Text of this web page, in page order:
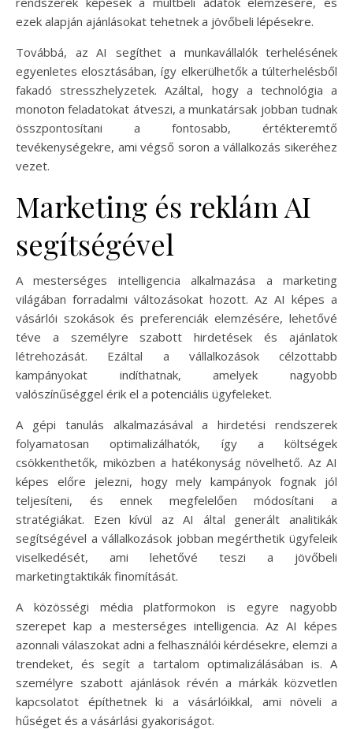
ezek alapján ajánlásokat tehetnek a jövőbeli lépésekre.
Továbbá, az AI segíthet a munkavállalók terhelésének
egyenletes elosztásában, így elkerülhetők a túlterhelésből
fakadó stresszhelyzetek. Azáltal, hogy a technológia a
monoton feladatokat átveszi, a munkatársak jobban tudnak
összpontosítani a fontosabb, értékteremtő
tevékenységekre, ami végső soron a vállalkozás sikeréhez
vezet.
Marketing és reklám AI
segítségével
A mesterséges intelligencia alkalmazása a marketing
világában forradalmi változásokat hozott. Az AI képes a
vásárlói szokások és preferenciák elemzésére, lehetővé
téve a személyre szabott hirdetések és ajánlatok
létrehozását. Ezáltal a vállalkozások célzottabb
kampányokat indíthatnak, amelyek nagyobb
valószínűséggel érik el a potenciális ügyfeleket.
A gépi tanulás alkalmazásával a hirdetési rendszerek
folyamatosan optimalizálhatók, így a költségek
csökkenthetők, miközben a hatékonyság növelhető. Az AI
képes előre jelezni, hogy mely kampányok fognak jól
teljesíteni, és ennek megfelelően módosítani a
stratégiákat. Ezen kívül az AI által generált analitikák
segítségével a vállalkozások jobban megérthetik ügyfeleik
viselkedését, ami lehetővé teszi a jövőbeli
marketingtaktikák finomítását.
A közösségi média platformokon is egyre nagyobb
szerepet kap a mesterséges intelligencia. Az AI képes
azonnali válaszokat adni a felhasználói kérdésekre, elemzi a
trendeket, és segít a tartalom optimalizálásában is. A
személyre szabott ajánlások révén a márkák közvetlen
kapcsolatot építhetnek ki a vásárlóikkal, ami növeli a
hűséget és a vásárlási gyakoriságot.